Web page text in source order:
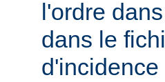
l'ordre
dans le